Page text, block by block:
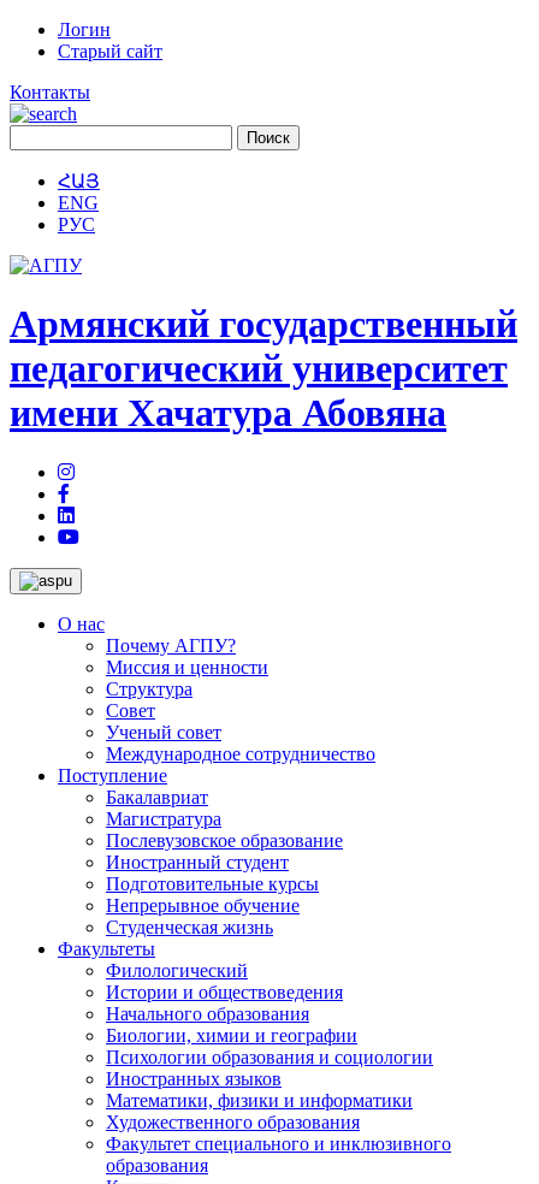
Логин
Старый сайт
Контакты
ՀԱՅ
ENG
РУС
Армянский государственный
педагогический университет
имени Хачатура Абовяна
О нас
Почему АГПУ?
Миссия и ценности
Структура
Совет
Ученый совет
Международное сотрудничество
Поступление
Бакалавриат
Магистратура
Послевузовское образование
Иностранный студент
Подготовительные курсы
Непрерывное обучение
Студенческая жизнь
Факультеты
Филологический
Истории и обществоведения
Начального образования
Биологии, химии и географии
Психологии образования и социологии
Иностранных языков
Математики, физики и информатики
Художественного образования
Факультет специального и инклюзивного
образования